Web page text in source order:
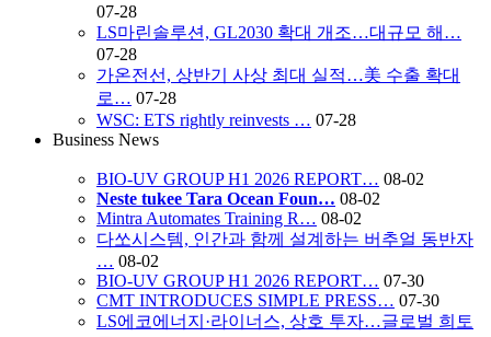
07-28
LS마린솔루션, GL2030 확대 개조…대규모 해…
07-28
가온전선, 상반기 사상 최대 실적…美 수출 확대
로… 07-28
WSC: ETS rightly reinvests … 07-28
Business News
BIO-UV GROUP H1 2026 REPORT… 08-02
Neste tukee Tara Ocean Foun… 08-02
Mintra Automates Training R… 08-02
다쏘시스템, 인간과 함께 설계하는 버추얼 동반자
… 08-02
BIO-UV GROUP H1 2026 REPORT… 07-30
CMT INTRODUCES SIMPLE PRESS… 07-30
LS에코에너지·라이너스, 상호 투자…글로벌 희토